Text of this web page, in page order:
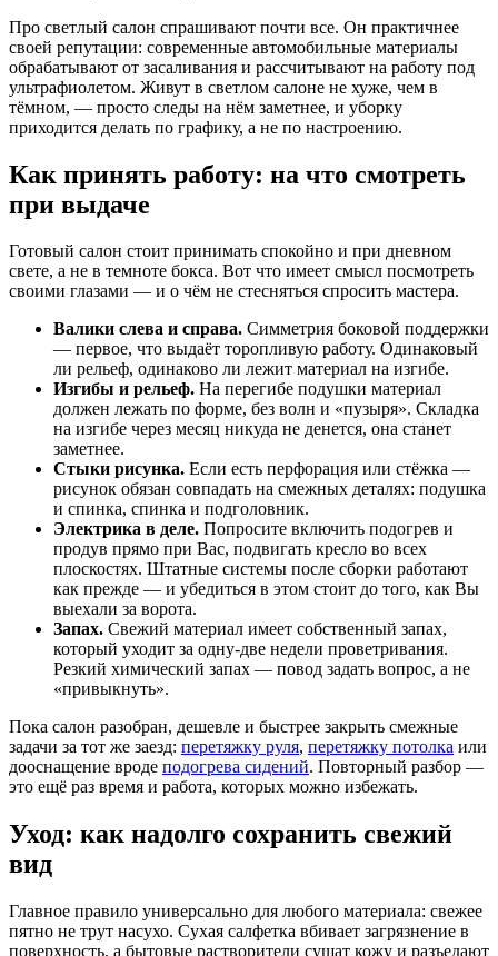
Про светлый салон спрашивают почти все. Он практичнее
своей репутации: современные автомобильные материалы
обрабатывают от засаливания и рассчитывают на работу под
ультрафиолетом. Живут в светлом салоне не хуже, чем в
тёмном, — просто следы на нём заметнее, и уборку
приходится делать по графику, а не по настроению.
Как принять работу: на что смотреть
при выдаче
Готовый салон стоит принимать спокойно и при дневном
свете, а не в темноте бокса. Вот что имеет смысл посмотреть
своими глазами — и о чём не стесняться спросить мастера.
Валики слева и справа. Симметрия боковой поддержки
— первое, что выдаёт торопливую работу. Одинаковый
ли рельеф, одинаково ли лежит материал на изгибе.
Изгибы и рельеф. На перегибе подушки материал
должен лежать по форме, без волн и «пузыря». Складка
на изгибе через месяц никуда не денется, она станет
заметнее.
Стыки рисунка. Если есть перфорация или стёжка —
рисунок обязан совпадать на смежных деталях: подушка
и спинка, спинка и подголовник.
Электрика в деле. Попросите включить подогрев и
продув прямо при Вас, подвигать кресло во всех
плоскостях. Штатные системы после сборки работают
как прежде — и убедиться в этом стоит до того, как Вы
выехали за ворота.
Запах. Свежий материал имеет собственный запах,
который уходит за одну-две недели проветривания.
Резкий химический запах — повод задать вопрос, а не
«привыкнуть».
Пока салон разобран, дешевле и быстрее закрыть смежные
задачи за тот же заезд: перетяжку руля, перетяжку потолка или
дооснащение вроде подогрева сидений. Повторный разбор —
это ещё раз время и работа, которых можно избежать.
Уход: как надолго сохранить свежий
вид
Главное правило универсально для любого материала: свежее
пятно не трут насухо. Сухая салфетка вбивает загрязнение в
поверхность, а бытовые растворители сушат кожу и разъедают